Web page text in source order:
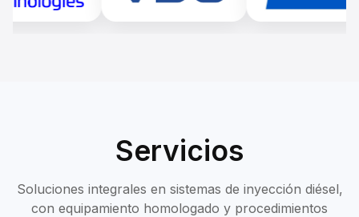
Servicios
Soluciones integrales en sistemas de inyección diésel,
con equipamiento homologado y procedimientos